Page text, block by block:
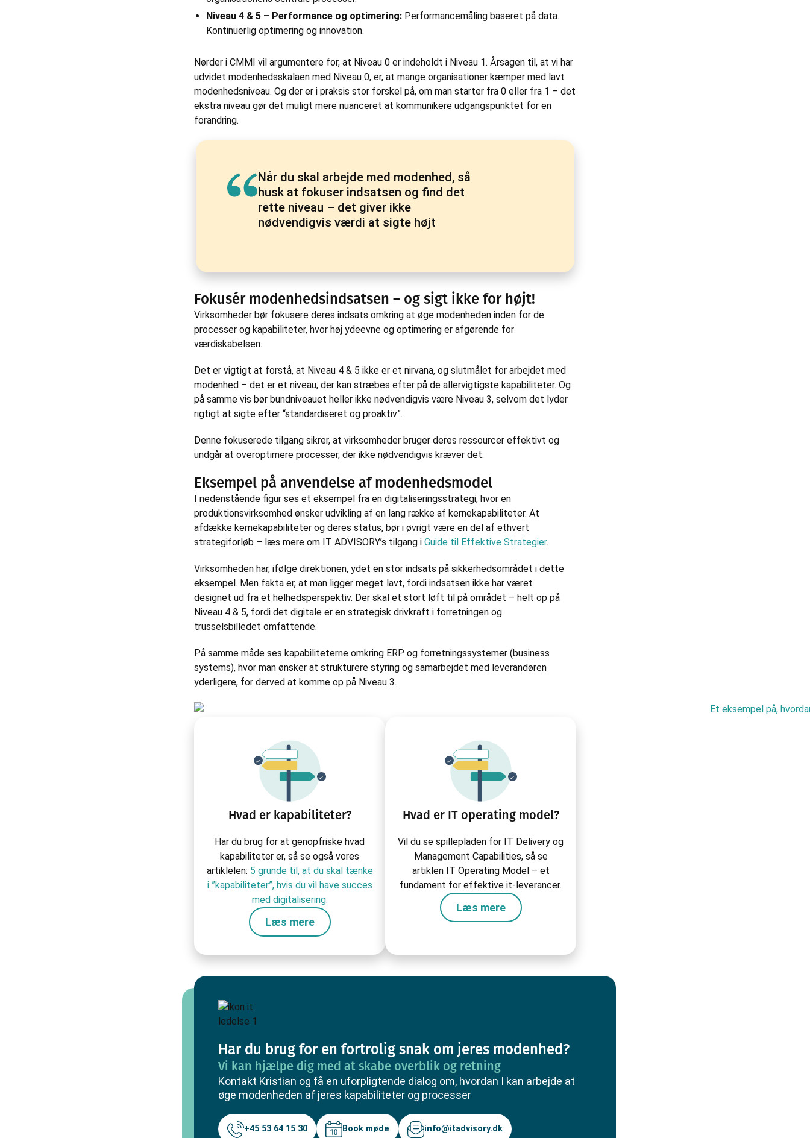
Niveau 4 & 5 – Performance og optimering: Performancemåling baseret på data.
Kontinuerlig optimering og innovation.
Nørder i CMMI vil argumentere for, at Niveau 0 er indeholdt i Niveau 1. Årsagen til, at vi har
udvidet modenhedsskalaen med Niveau 0, er, at mange organisationer kæmper med lavt
modenhedsniveau. Og der er i praksis stor forskel på, om man starter fra 0 eller fra 1 – det
ekstra niveau gør det muligt mere nuanceret at kommunikere udgangspunktet for en
forandring.
Når du skal arbejde med modenhed, så
husk at fokuser indsatsen og find det
rette niveau – det giver ikke
nødvendigvis værdi at sigte højt
Fokusér modenhedsindsatsen – og sigt ikke for højt!
Virksomheder bør fokusere deres indsats omkring at øge modenheden inden for de
processer og kapabiliteter, hvor høj ydeevne og optimering er afgørende for
værdiskabelsen.
Det er vigtigt at forstå, at Niveau 4 & 5 ikke er et nirvana, og slutmålet for arbejdet med
modenhed – det er et niveau, der kan stræbes efter på de allervigtigste kapabiliteter. Og
på samme vis bør bundniveauet heller ikke nødvendigvis være Niveau 3, selvom det lyder
rigtigt at sigte efter “standardiseret og proaktiv”.
Denne fokuserede tilgang sikrer, at virksomheder bruger deres ressourcer effektivt og
undgår at overoptimere processer, der ikke nødvendigvis kræver det.
Eksempel på anvendelse af modenhedsmodel
I nedenstående figur ses et eksempel fra en digitaliseringsstrategi, hvor en
produktionsvirksomhed ønsker udvikling af en lang række af kernekapabiliteter. At
afdække kernekapabiliteter og deres status, bør i øvrigt være en del af ethvert
strategiforløb – læs mere om IT ADVISORY’s tilgang i Guide til Effektive Strategier.
Virksomheden har, ifølge direktionen, ydet en stor indsats på sikkerhedsområdet i dette
eksempel. Men fakta er, at man ligger meget lavt, fordi indsatsen ikke har været
designet ud fra et helhedsperspektiv. Der skal et stort løft til på området – helt op på
Niveau 4 & 5, fordi det digitale er en strategisk drivkraft i forretningen og
trusselsbilledet omfattende.
På samme måde ses kapabiliteterne omkring ERP og forretningssystemer (business
systems), hvor man ønsker at strukturere styring og samarbejdet med leverandøren
yderligere, for derved at komme op på Niveau 3.
Hvad er kapabiliteter?
Har du brug for at genopfriske hvad
kapabiliteter er, så se også vores
artiklelen: 5 grunde til, at du skal tænke
i ”kapabiliteter”, hvis du vil have succes
med digitalisering.
Læs mere
Hvad er IT operating model?
Vil du se spillepladen for IT Delivery og
Management Capabilities, så se
artiklen IT Operating Model – et
fundament for effektive it-leverancer.
Læs mere
Har du brug for en fortrolig snak om jeres modenhed?
Vi kan hjælpe dig med at skabe overblik og retning
Kontakt Kristian og få en uforpligtende dialog om, hvordan I kan arbejde at
øge modenheden af jeres kapabiliteter og processer
+45 53 64 15 30 Book møde info@itadvisory.dk